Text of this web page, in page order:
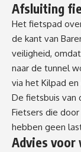
Afsluiting
Het fietspad
de kant van
veiligheid,
naar de tunnel
via het Kilpad
De fietsbuis van
Fietsers die
hebben geen
Advies voor